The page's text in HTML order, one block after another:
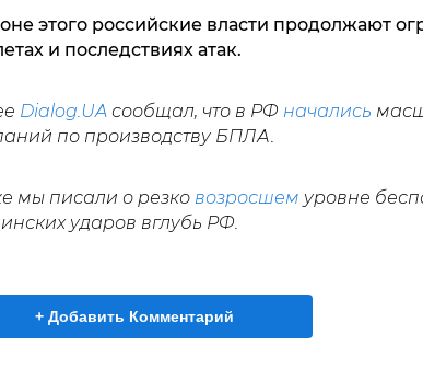
этого российские власти продолжают
и последствиях атак.
Dialog.UA сообщал, что в РФ начались
по производству БПЛА.
мы писали о резко возросшем уровне
ударов вглубь РФ.
+ Добавить Комментарий